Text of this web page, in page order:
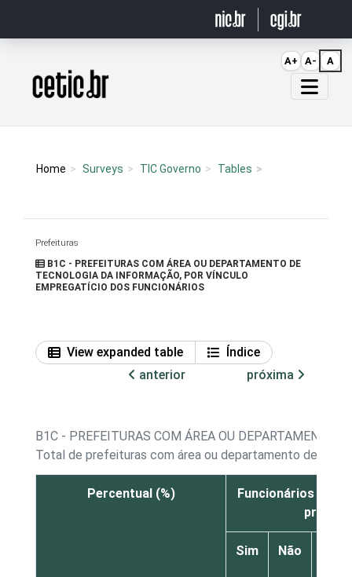
Página inicial
Home Surveys TIC Governo Tables
Prefeituras
B1C - PREFEITURAS COM ÁREA OU DEPARTAMENTO DE
TECNOLOGIA DA INFORMAÇÃO, POR VÍNCULO
EMPREGATÍCIO DOS FUNCIONÁRIOS
View expanded table
Índice
anterior
próxima
B1C - PREFEITURAS COM ÁREA OU DEPARTAMENTO
Total de prefeituras com área ou departamento de
Percentual (%)
Funcionários
Sim Não
A+ A- A